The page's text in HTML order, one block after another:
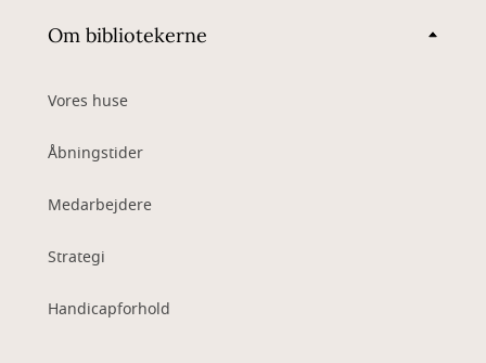
Om bibliotekerne
Vores huse
Åbningstider
Medarbejdere
Strategi
Handicapforhold